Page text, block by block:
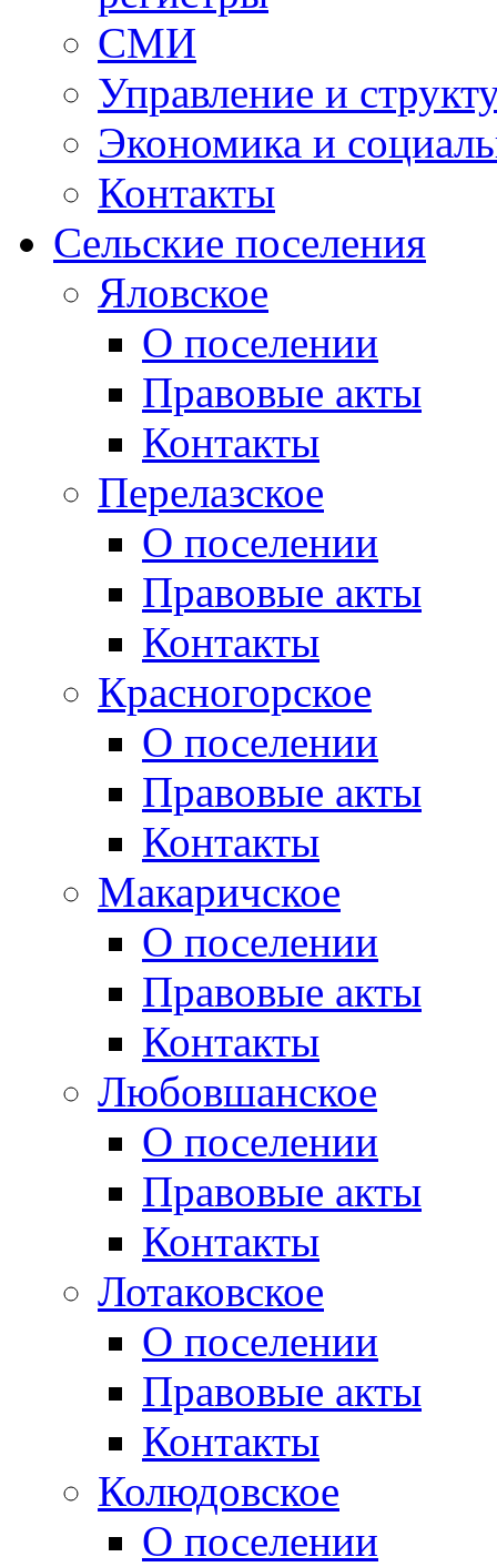
СМИ
Управление и
Экономика и
Контакты
Сельские поселения
Яловское
О поселении
Правовые акты
Контакты
Перелазское
О поселении
Правовые акты
Контакты
Красногорское
О поселении
Правовые акты
Контакты
Макаричское
О поселении
Правовые акты
Контакты
Любовшанское
О поселении
Правовые акты
Контакты
Лотаковское
О поселении
Правовые акты
Контакты
Колюдовское
О поселении